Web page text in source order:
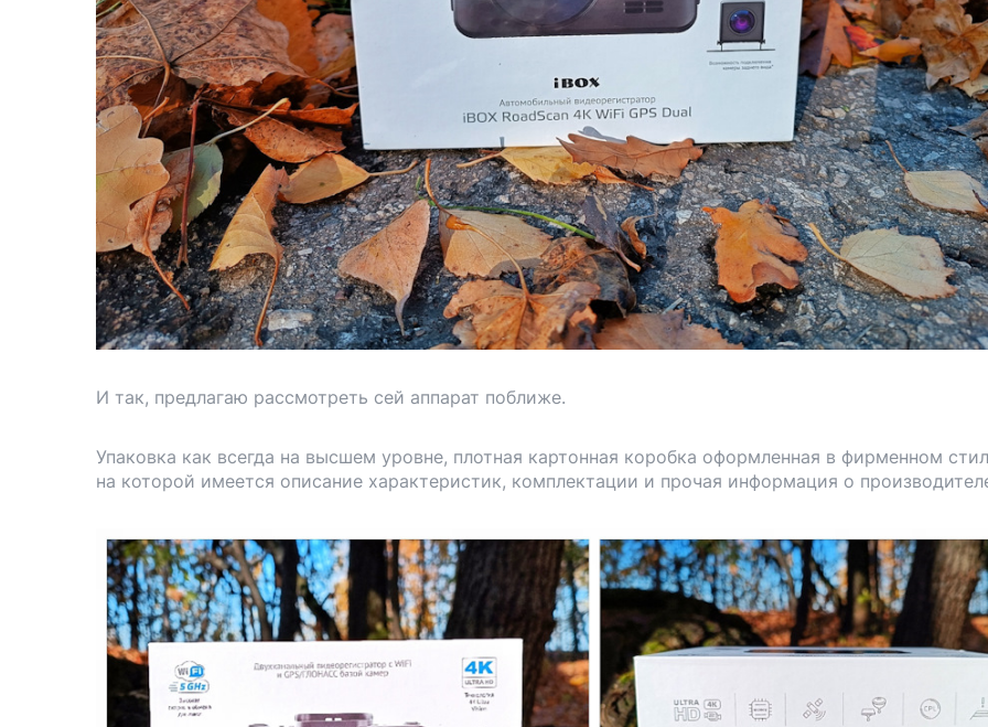
И так, предлагаю рассмотреть сей аппарат поближе.
Упаковка как всегда на высшем уровне, плотная картонная коробка оформленная в фирменном
на которой имеется описание характеристик, комплектации и прочая информация о